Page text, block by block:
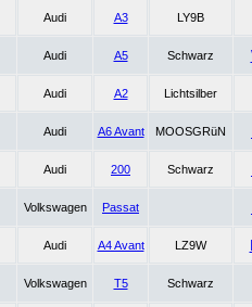
Audi A3 LY9B
Audi A5 Schwarz
Audi A2 Lichtsilber
Audi A6 Avant MOOSGRüN
Audi 200 Schwarz
Volkswagen Passat
Audi A4 Avant LZ9W
Volkswagen T5 Schwarz